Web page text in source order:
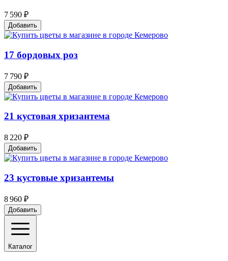
7 590 ₽
Добавить
17 бордовых роз
7 790 ₽
Добавить
21 кустовая хризантема
8 220 ₽
Добавить
23 кустовые хризантемы
8 960 ₽
Добавить
Каталог